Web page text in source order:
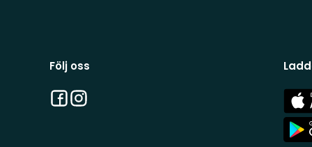
Följ oss
Facebook
Instagram
App
Store
App
Store